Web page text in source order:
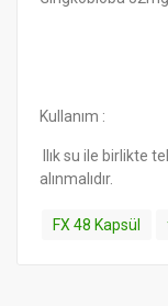
Kullanım :
Ilık su ile birlikte
alınmalıdır.
FX 48 Kapsül